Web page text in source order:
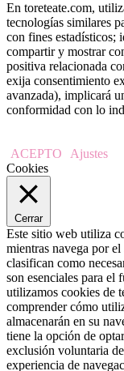
En toreteate.com,
tecnologías similares
con fines estadísticos;
compartir y mostrar
positiva relacionada
exija consentimiento
avanzada), implicará
conformidad con lo
ACEPTO
Ajustes
Cookies
Cerrar
Este sitio web utiliza
mientras navega por
clasifican como
son esenciales para el
utilizamos cookies de
comprender cómo
almacenarán en su
tiene la opción de
exclusión voluntaria
experiencia de